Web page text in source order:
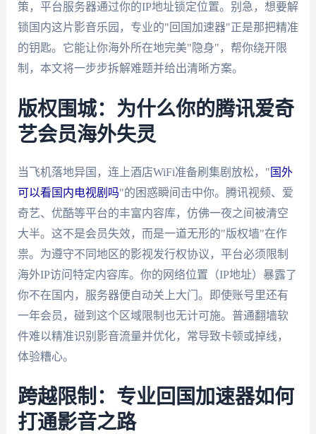
策，平台服务器通过你的IP地址锁定位置。别急，想要解
锁国内这片影音乐园，专业的"回国加速器"正是那把精准
的钥匙。它能让你海外所在地完美"隐身"，帮你绕开限
制，本文将一步步拆解难题并给出清晰方案。
版权围城：为什么你的腾讯爱奇
艺会员海外失灵
当飞机落地异国，连上酒店WiFi准备刷集剧放松，" 国外
可以看国内电视剧吗"的困惑瞬间击中你。腾讯视频、爱
奇艺、优酷等平台的丰富内容库，仿佛一夜之间被清空
大半。这不是会员失效，而是一道无形的"版权墙"在作
祟。为遵守不同地区的影视发行权协议，平台必须限制
海外IP访问特定内容库。你的网络位置（IP地址）暴露了
你不在国内，服务器便自动关上大门。即使账号里还有
一年会员，碰到这个区域限制也无计可施。普通翻墙软
件难以精准识别影音流量并优化，常导致卡顿或掉线，
体验糟心。
跨越限制：专业回国加速器如何
打通影音之路